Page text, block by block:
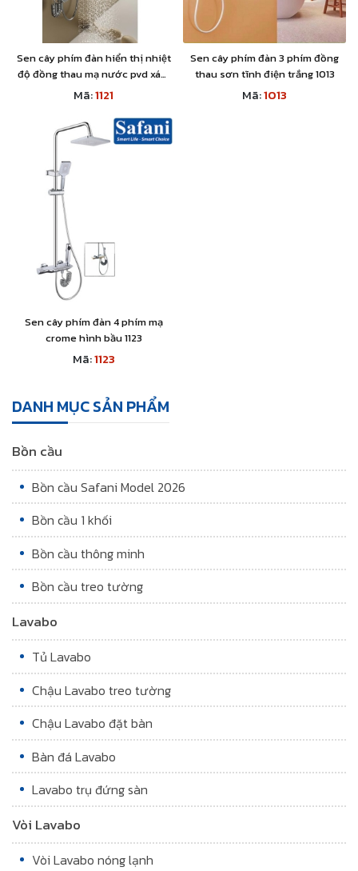
Sen cây phím đàn hiển thị nhiệt
độ đồng thau mạ nước pvd xám
1121
Mã:1121
Sen cây phím đàn 3 phím đồng
thau sơn tĩnh điện trắng 1013
Mã:1013
Sen cây phím đàn 4 phím mạ
crome hình bầu 1123
Mã:1123
DANH MỤC SẢN PHẨM
Bồn cầu
Bồn cầu Safani Model 2026
Bồn cầu 1 khối
Bồn cầu thông minh
Bồn cầu treo tường
Lavabo
Tủ Lavabo
Chậu Lavabo treo tường
Chậu Lavabo đặt bàn
Bàn đá Lavabo
Lavabo trụ đứng sàn
Vòi Lavabo
Vòi Lavabo nóng lạnh